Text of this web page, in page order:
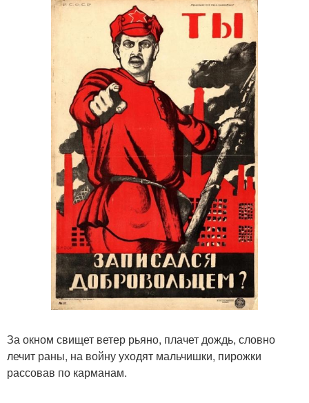
За окном свищет ветер рьяно, плачет дождь, словно
лечит раны, на войну уходят мальчишки, пирожки
рассовав по карманам.